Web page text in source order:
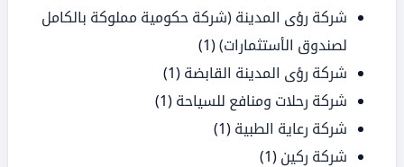
شركة رؤى المدينة (شركة حكومية مملوكة بالكامل
لصندوق الأستثمارات)(1)
شركة رؤى المدينة القابضة (1)
شركة رحلات ومنافع للسياحة (1)
شركة رعاية الطبية (1)
شركة ركين (1)